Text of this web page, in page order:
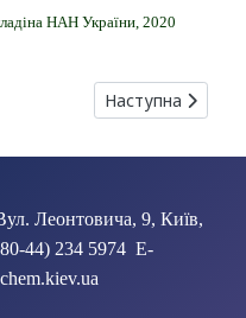
НАН України, 2020
in vitro ПРОДИ
Наступна
Наступна
Леонтовича, 9, Київ,
44) 234 5974 E-